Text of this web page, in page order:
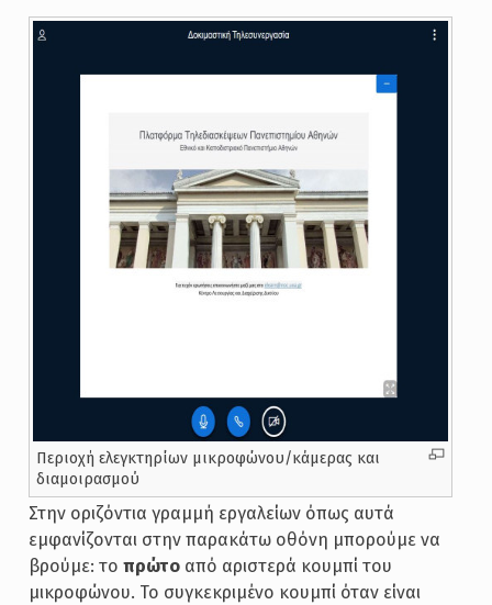
Περιοχή ελεγκτηρίων μικροφώνου/κάμερας και
διαμοιρασμού
Στην οριζόντια γραμμή εργαλείων όπως αυτά
εμφανίζονται στην παρακάτω οθόνη μπορούμε να
βρούμε: το πρώτοαπό αριστερά κουμπί του
μικροφώνου. Το συγκεκριμένο κουμπί όταν είναι